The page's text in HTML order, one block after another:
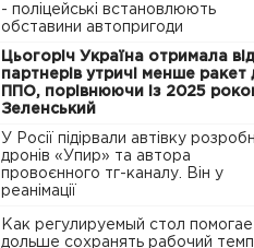
- поліцейські встановлюють
обставини автопригоди
Цьогоріч Україна отримала від
партнерів утричі менше ракет
ППО, порівнюючи із 2025
Зеленський
У Росії підірвали автівку
дронів «Упир» та автора
провоєнного тг-каналу. Він у
реанімації
Как регулируемый стол
дольше сохранять рабочий темп